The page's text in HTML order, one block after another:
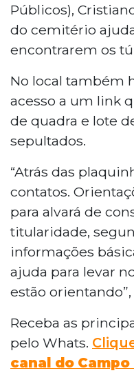
Públicos),
do cemitério
encontrarem os
No local também
acesso a um link
de quadra e lote
sepultados.
“Atrás das
contatos.
para alvará de
titularidade,
informações
ajuda para levar
estão orientando”,
Receba as
pelo Whats.
canal do